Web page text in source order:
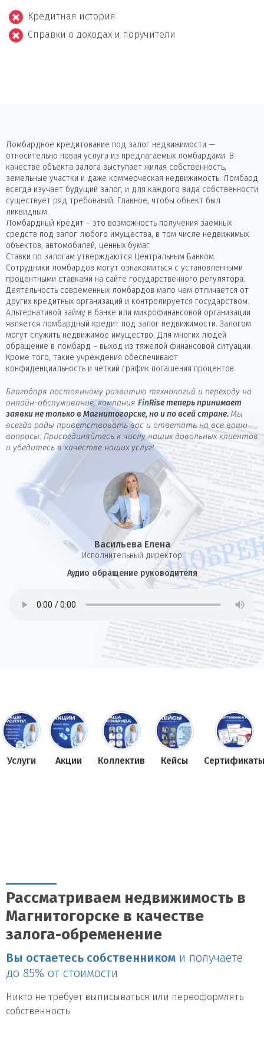
Кредитная история
Справки о доходах и поручители
Ломбардное кредитование под залог недвижимости —
относительно новая услуга из предлагаемых ломбардами. В
качестве объекта залога выступает жилая собственность,
земельные участки и даже коммерческая недвижимость. Ломбард
всегда изучает будущий залог, и для каждого вида собственности
существует ряд требований. Главное, чтобы объект был
ликвидным.
Ломбардный кредит – это возможность получения заемных
средств под залог любого имущества, в том числе недвижимых
объектов, автомобилей, ценных бумаг.
Ставки по залогам утверждаются Центральным Банком.
Сотрудники ломбардов могут ознакомиться с установленными
процентными ставками на сайте государственного регулятора.
Деятельность современных ломбардов мало чем отличается от
других кредитных организаций и контролируется государством.
Альтернативой займу в банке или микрофинансовой организации
является ломбардный кредит под залог недвижимости. Залогом
могут служить недвижимое имущество. Для многих людей
обращение в ломбард – выход из тяжелой финансовой ситуации.
Кроме того, такие учреждения обеспечивают
конфиденциальность и четкий график погашения процентов.
Благодаря постоянному развитию технологий и переходу на
онлайн-обслуживание, компания FinRise теперь принимает
заявки не только в Магнитогорске, но и по всей стране. Мы
всегда рады приветствовать вас и ответить на все ваши
вопросы. Присоединяйтесь к числу наших довольных клиентов
и убедитесь в качестве наших услуг!
Васильева Елена
И сполнительный директор
Аудио обращение руководителя
Услуги Акции Коллектив Кейсы Сертификаты
Рассматриваем недвижимость в
Магнитогорске в качестве
залога-обременение
Вы остаетесь собственником и получаете
до 85% от стоимости
Никто не требует выписываться или переоформлять
собственность